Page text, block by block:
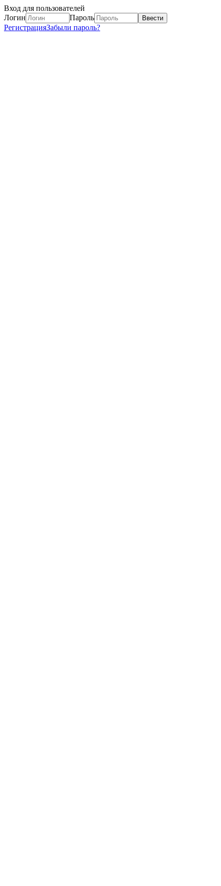
Вход для пользователей
Логин
Пароль
РегистрацияЗабыли пароль?